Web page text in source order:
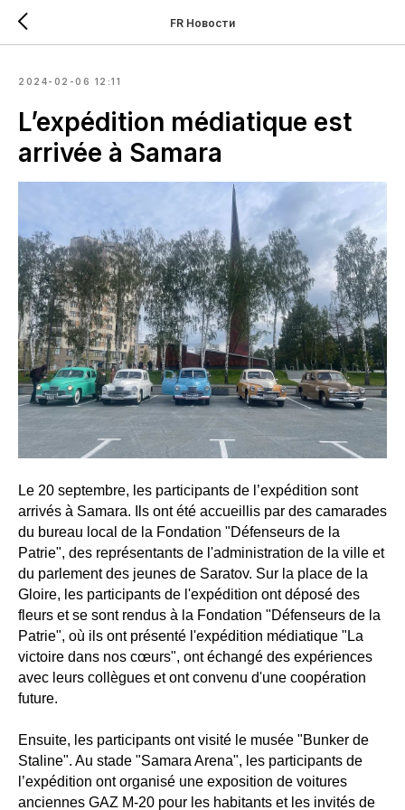
FR Новости
2024-02-06 12:11
L’expédition médiatique est
arrivée à Samara
Le 20 septembre, les participants de l’expédition sont
arrivés à Samara. Ils ont été accueillis par des camarades
du bureau local de la Fondation "Défenseurs de la
Patrie", des représentants de l'administration de la ville et
du parlement des jeunes de Saratov. Sur la place de la
Gloire, les participants de l'expédition ont déposé des
fleurs et se sont rendus à la Fondation "Défenseurs de la
Patrie", où ils ont présenté l'expédition médiatique "La
victoire dans nos cœurs", ont échangé des expériences
avec leurs collègues et ont convenu d'une coopération
future.
Ensuite, les participants ont visité le musée "Bunker de
Staline". Au stade "Samara Arena", les participants de
l’expédition ont organisé une exposition de voitures
anciennes GAZ M-20 pour les habitants et les invités de